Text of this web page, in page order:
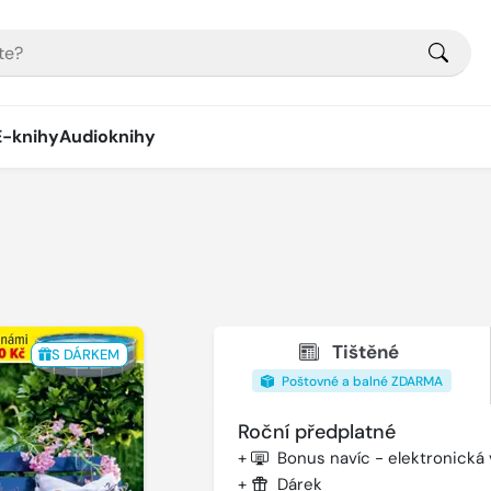
knihyAudioknihy
S DÁRKEM Tištěné
Poštovné a balné ZDARMA
Roční předplatné
+
Bonus navíc - elektronická
+
Dárek